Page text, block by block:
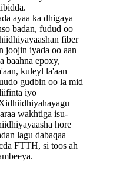
ayaa ka dhigaya
badan, fudud oo
fiber
joojin iyada oo aan
baahna epoxy,
kuleyl la'aan
gudbin oo la mid
iyo
wakhtiga isu-
hore
lagu dabaqaa
FTTH, si toos ah